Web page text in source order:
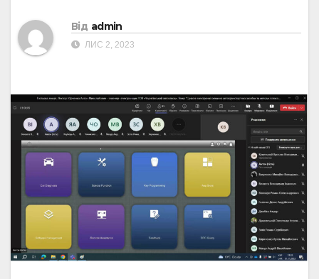
Від admin
ЛИС 2, 2023